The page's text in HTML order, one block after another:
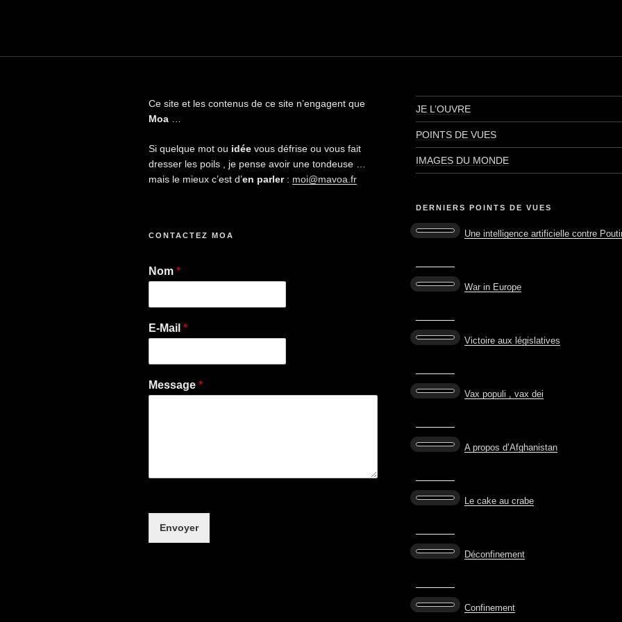
Ce site et les contenus de ce site n’engagent que
Moa …
Si quelque mot ou idée vous défrise ou vous fait
dresser les poils , je pense avoir une tondeuse …
mais le mieux c’est d’en parler: moi@mavoa.fr
CONTACTEZ MOA
Nom *
E-Mail *
Message *
Envoyer
JE L’OUVRE
POINTS DE VUES
IMAGES DU MONDE
DERNIERS POINTS DE VUES
Une intelligence artificielle contre
War in Europe
Victoire aux législatives
Vax populi , vax dei
A propos d’Afghanistan
Le cake au crabe
Déconfinement
Confinement